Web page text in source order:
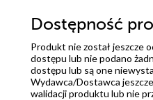
Dostępność
Produkt nie został jeszcze
dostępu lub nie podano
dostępu lub są one
Wydawca/Dostawca
walidacji produktu lub nie